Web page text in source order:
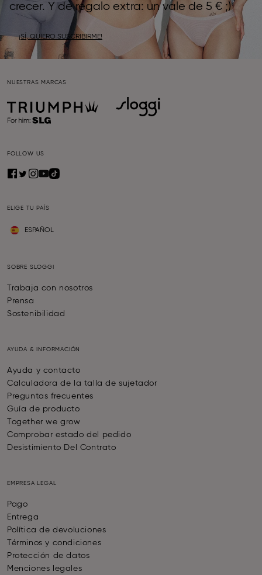
crecer. Y de regalo extra: un vale de 5 € ;)
¡SÍ, QUIERO SUSCRIBIRME!
NUESTRAS MARCAS
FOLLOW US
ELIGE TU PAÍS
ESPAÑOL
SOBRE SLOGGI
Trabaja con nosotros
Prensa
Sostenibilidad
AYUDA & INFORMACIÓN
Ayuda y contacto
Calculadora de la talla de sujetador
Preguntas frecuentes
Guía de producto
Together we grow
Comprobar estado del pedido
Desistimiento Del Contrato
EMPRESA LEGAL
Pago
Entrega
Política de devoluciones
Términos y condiciones
Protección de datos
Menciones legales